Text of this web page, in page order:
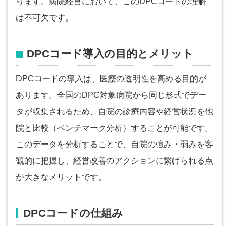
は不可欠です。
DPCコード導入の目的とメリット
DPCコードの導入は、医療の透明性を高める目的が
あります。全国のDPC対象病院から同じ形式でデー
タが収集されるため、自院の診療内容や経営状況を他
院と比較（ベンチマーク分析）することが可能です。
このデータを分析することで、自院の強み・弱みを客
観的に把握し、経営改善のアクションに繋げられる点
が大きなメリットです。
DPCコードの仕組み